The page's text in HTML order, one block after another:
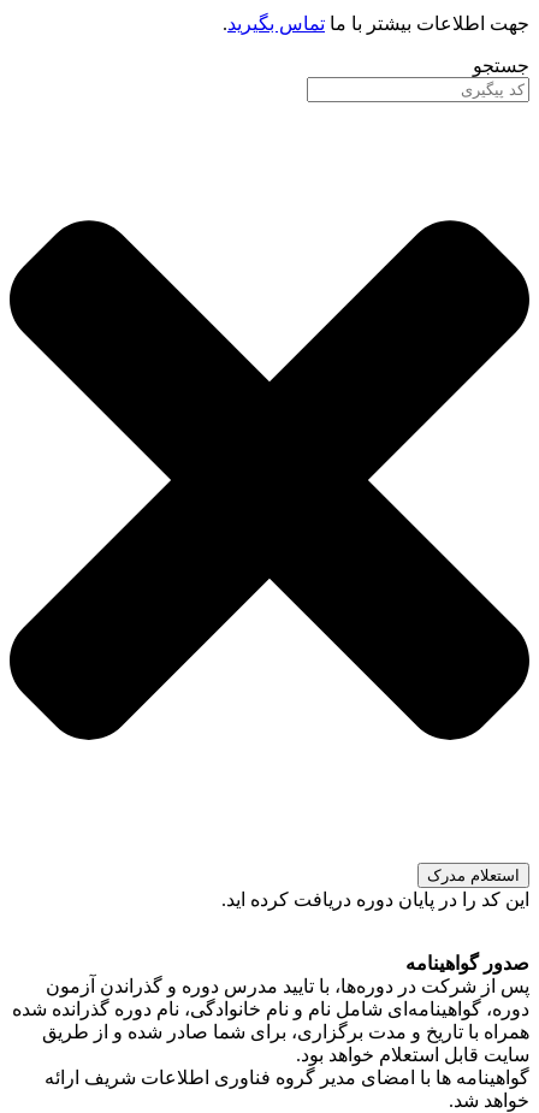
جهت اطلاعات بیشتر با ما تماس بگیرید.
جستجو
استعلام مدرک
این کد را در پایان دوره دریافت کرده اید.
صدور گواهینامه
پس از شرکت در دوره‌ها، با تایید مدرس دوره و گذراندن آزمون
دوره، گواهینامه‌ای شامل نام و نام خانوادگی، نام دوره گذرانده شده
همراه با تاریخ و مدت برگزاری، برای شما صادر شده و از طریق
سایت قابل استعلام خواهد بود.
گواهینامه ها با امضای مدیر گروه فناوری اطلاعات شریف ارائه
خواهد شد.